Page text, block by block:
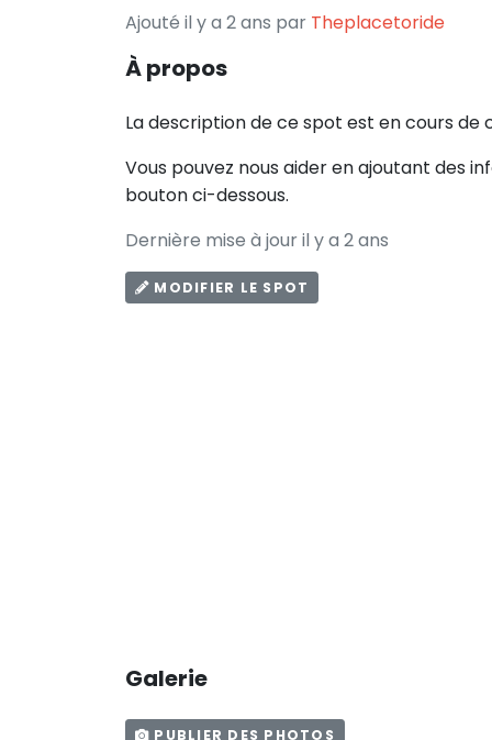
Ajouté il y a 2 ans par Theplacetoride
À propos
La description de ce spot est en cours de
Vous pouvez nous aider en ajoutant des
bouton ci-dessous.
Dernière mise à jour il y a 2 ans
MODIFIER LE SPOT
Galerie
PUBLIER DES PHOTOS